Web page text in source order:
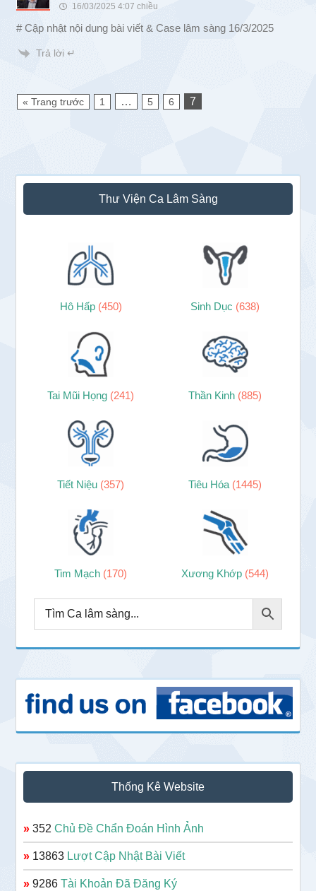
16/03/2025 4:07 chiều
# Cập nhật nội dung bài viết & Case lâm sàng 16/3/2025
Trả lời ↵
« Trang trước 1 … 5 6 7
Sidebar
chính
Thư Viện Ca Lâm Sàng
Hô Hấp (450) Sinh Dục (638)
Tai Mũi Họng (241) Thần Kinh (885)
Tiết Niệu (357) Tiêu Hóa (1445)
Tim Mạch (170) Xương Khớp (544)
Thống Kê Website
» 352Chủ Đề Chẩn Đoán Hình Ảnh
» 13863 Lượt Cập Nhật Bài Viết
» 9286Tài Khoản Đã Đăng Ký